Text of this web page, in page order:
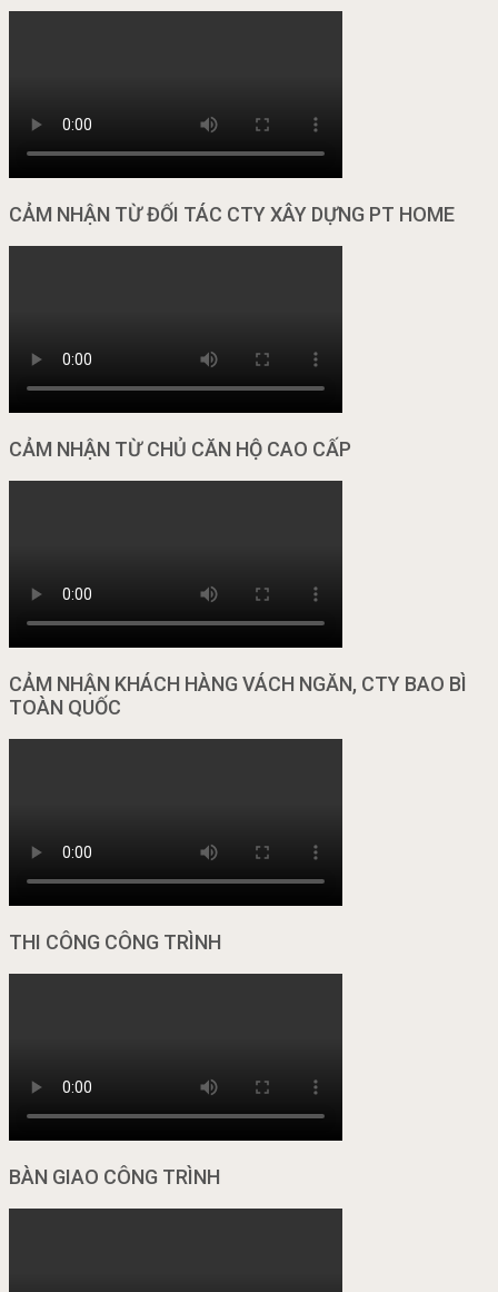
CẢM NHẬN TỪ ĐỐI TÁC CTY XÂY DỰNG PT HOME
CẢM NHẬN TỪ CHỦ CĂN HỘ CAO CẤP
CẢM NHẬN KHÁCH HÀNG VÁCH NGĂN, CTY BAO BÌ
TOÀN QUỐC
THI CÔNG CÔNG TRÌNH
BÀN GIAO CÔNG TRÌNH